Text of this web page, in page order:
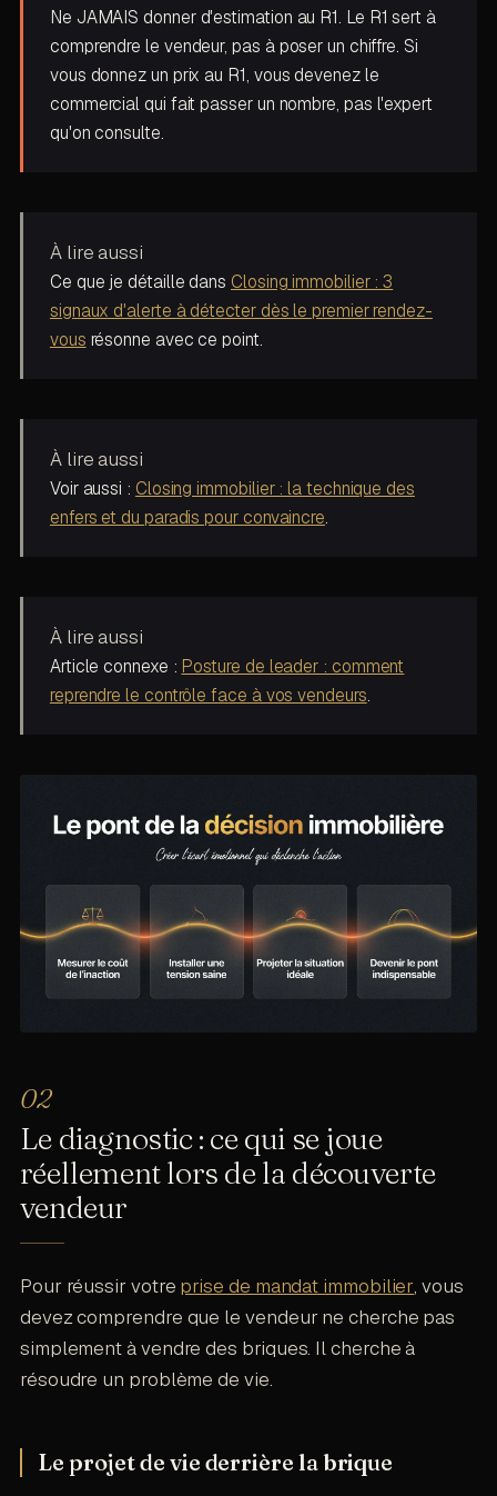
Ne JAMAIS donner d'estimation au R1. Le R1 sert à
comprendre le vendeur, pas à poser un chiffre. Si
vous donnez un prix au R1, vous devenez le
commercial qui fait passer un nombre, pas l'expert
qu'on consulte.
À lire aussi
Ce que je détaille dans Closing immobilier : 3
signaux d'alerte à détecter dès le premier rendez-
vous résonne avec ce point.
À lire aussi
Voir aussi : Closing immobilier : la technique des
enfers et du paradis pour convaincre.
À lire aussi
Article connexe : Posture de leader : comment
reprendre le contrôle face à vos vendeurs.
Le diagnostic : ce qui se joue
réellement lors de la découverte
vendeur
Pour réussir votre prise de mandat immobilier, vous
devez comprendre que le vendeur ne cherche pas
simplement à vendre des briques. Il cherche à
résoudre un problème de vie.
Le projet de vie derrière la brique